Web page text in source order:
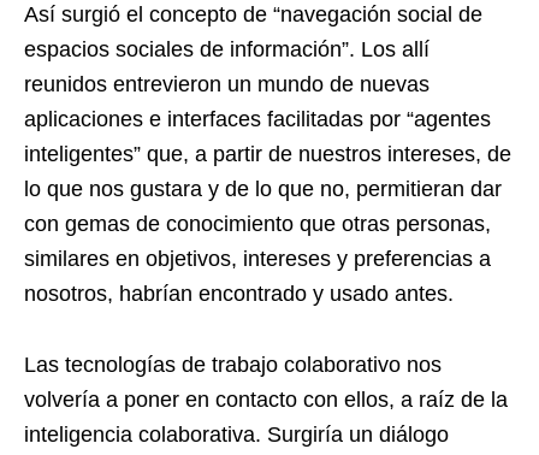
Así surgió el concepto de “navegación social de
espacios sociales de información”. Los allí
reunidos entrevieron un mundo de nuevas
aplicaciones e interfaces facilitadas por “agentes
inteligentes” que, a partir de nuestros intereses, de
lo que nos gustara y de lo que no, permitieran dar
con gemas de conocimiento que otras personas,
similares en objetivos, intereses y preferencias a
nosotros, habrían encontrado y usado antes.
Las tecnologías de trabajo colaborativo nos
volvería a poner en contacto con ellos, a raíz de la
inteligencia colaborativa. Surgiría un diálogo